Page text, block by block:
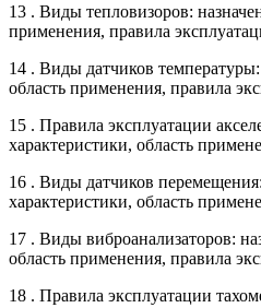
13 . Виды тепловизоров:
применения, правила
14 . Виды датчиков
область применения, правила
15 . Правила эксплуатации
характеристики, область
16 . Виды датчиков
характеристики, область
17 . Виды виброанализаторов:
область применения, правила
18 . Правила эксплуатации